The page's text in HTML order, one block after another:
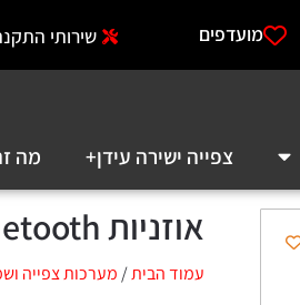
מועדפים שירותי
צפייה ישירה עידן+ מה
אוזניות Avantree AH6B Bluetooth
עמוד הבית/מערכות צפייה